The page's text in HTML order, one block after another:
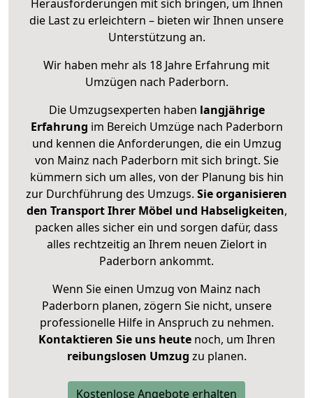
Herausforderungen mit sich bringen, um Ihnen
die Last zu erleichtern – bieten wir Ihnen unsere
Unterstützung an.
Wir haben mehr als 18 Jahre Erfahrung mit
Umzügen nach Paderborn.
Die Umzugsexperten haben langjährige
Erfahrung im Bereich Umzüge nach Paderborn
und kennen die Anforderungen, die ein Umzug
von Mainz nach Paderborn mit sich bringt. Sie
kümmern sich um alles, von der Planung bis hin
zur Durchführung des Umzugs. Sie organisieren
den Transport Ihrer Möbel und Habseligkeiten,
packen alles sicher ein und sorgen dafür, dass
alles rechtzeitig an Ihrem neuen Zielort in
Paderborn ankommt.
Wenn Sie einen Umzug von Mainz nach
Paderborn planen, zögern Sie nicht, unsere
professionelle Hilfe in Anspruch zu nehmen.
Kontaktieren Sie uns heutenoch, um Ihren
reibungslosen Umzug zu planen.
Kostenlose Angebote erhalten